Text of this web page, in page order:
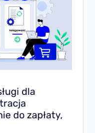
dla
do zapłaty,